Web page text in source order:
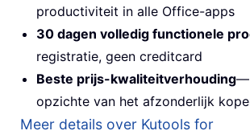
productiviteit in alle Office-apps
30 dagen volledig functionele
registratie, geen creditcard
Beste prijs-kwaliteitverhouding—
opzichte van het afzonderlijk
Meer details over Kutools for